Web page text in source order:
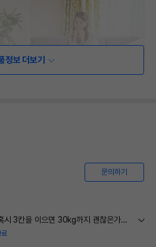
정보 더보기
문의하기
1개당 10kg하중인가요? 혹시 3칸을 이으면 30kg까지 괜찮은가요? 집에 뚱냥이가 많아서 여쭤봅니당.....